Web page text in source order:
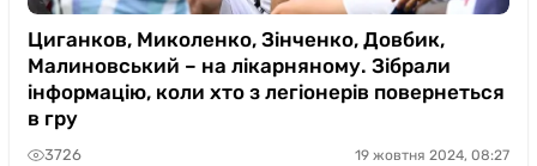
Циганков, Миколенко, Зінченко, Довбик,
Малиновський – на лікарняному. Зібрали
інформацію, коли хто з легіонерів повернеться
в гру
3726 19 жовтня 2024, 08:27